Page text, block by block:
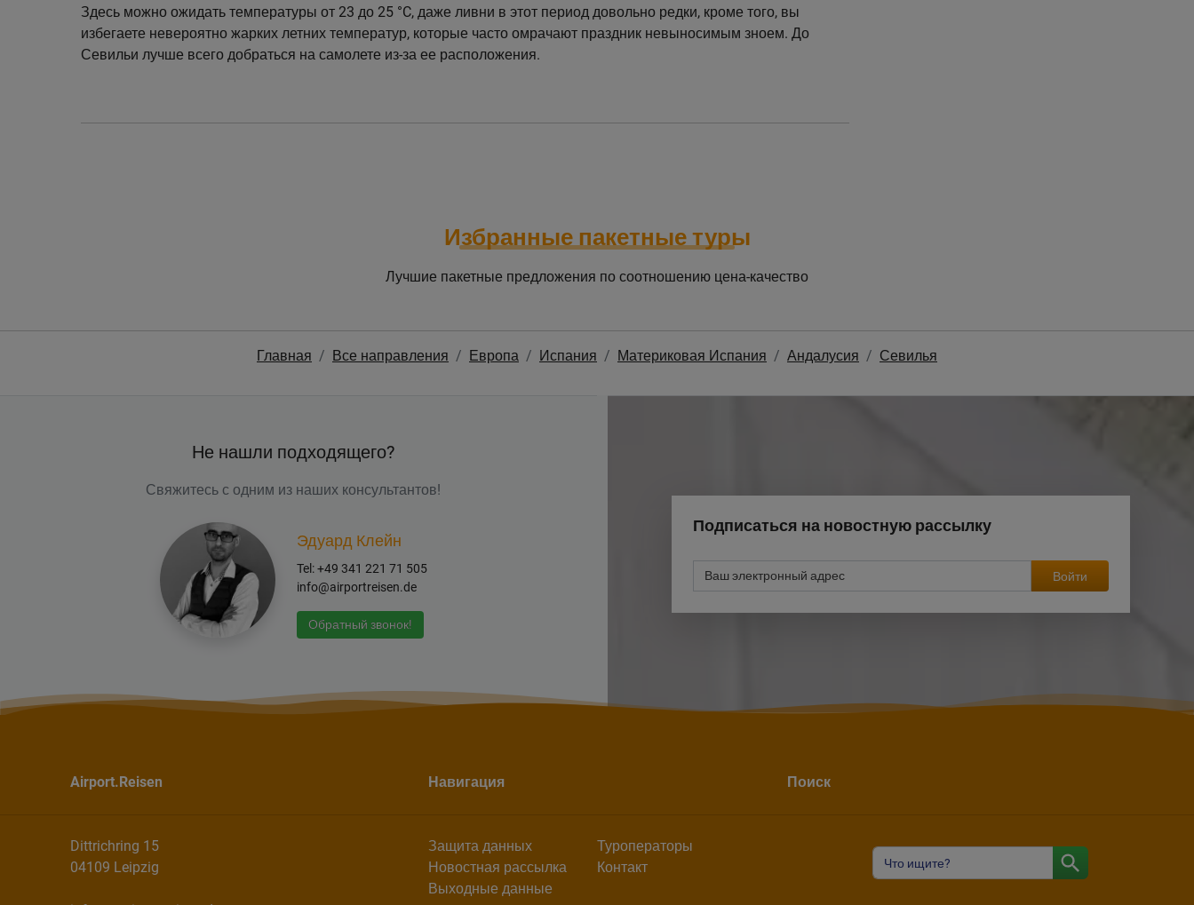
Здесь можно ожидать температуры от 23 до 25 °C, даже ливни в этот период довольно редки, кроме того, вы
избегаете невероятно жарких летних температур, которые часто омрачают праздник невыносимым зноем. До
Севильи лучше всего добраться на самолете из-за ее расположения.
Избранные пакетные туры
Лучшие пакетные предложения по соотношению цена-качество
Главная Все направления Европа Испания Материковая Испания Андалусия Севилья
Не нашли подходящего?
Свяжитесь с одним из наших консультантов!
Эдуард Клейн
Tel: +49 341 221 71 505
info@airportreisen.de
Обратный звонок!
Подписаться на новостную рассылку
Войти
Airport.Reisen
Dittrichring 15
04109 Leipzig
Навигация
Защита данных
Туроператоры
Новостная рассылка
Контакт
Выходные данные
Поиск